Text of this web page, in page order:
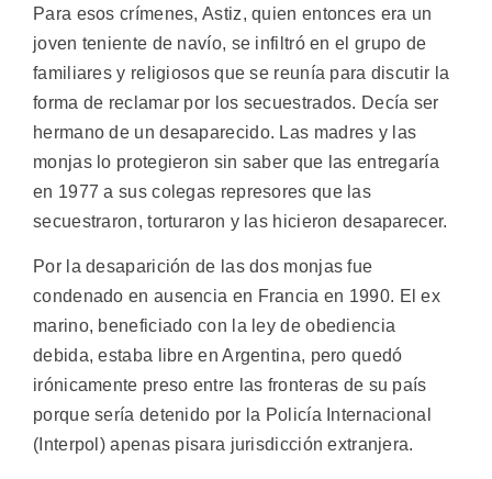
Para esos crímenes, Astiz, quien entonces era un
joven teniente de navío, se infiltró en el grupo de
familiares y religiosos que se reunía para discutir la
forma de reclamar por los secuestrados. Decía ser
hermano de un desaparecido. Las madres y las
monjas lo protegieron sin saber que las entregaría
en 1977 a sus colegas represores que las
secuestraron, torturaron y las hicieron desaparecer.
Por la desaparición de las dos monjas fue
condenado en ausencia en Francia en 1990. El ex
marino, beneficiado con la ley de obediencia
debida, estaba libre en Argentina, pero quedó
irónicamente preso entre las fronteras de su país
porque sería detenido por la Policía Internacional
(Interpol) apenas pisara jurisdicción extranjera.